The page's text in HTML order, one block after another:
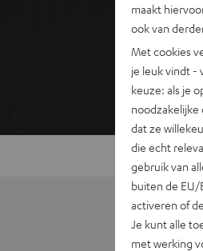
maakt
ook van
Met cookies
je leuk vindt -
keuze: als je
dat ze
die echt
gebruik van
buiten de EU/
activeren of
Je kunt alle
met werking